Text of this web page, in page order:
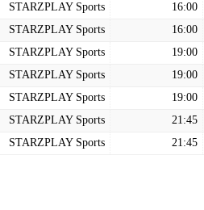
16:00
STARZPLAY Sports
16:00
STARZPLAY Sports
19:00
STARZPLAY Sports
19:00
STARZPLAY Sports
19:00
STARZPLAY Sports
21:45
STARZPLAY Sports
21:45
STARZPLAY Sports